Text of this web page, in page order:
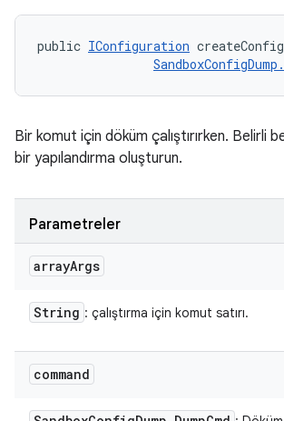
public IConfiguration
Bir komut için döküm çalıştırırken. Belirli
bir yapılandırma oluşturun.
Parametreler
arrayArgs
String : çalıştırma için komut satırı.
command